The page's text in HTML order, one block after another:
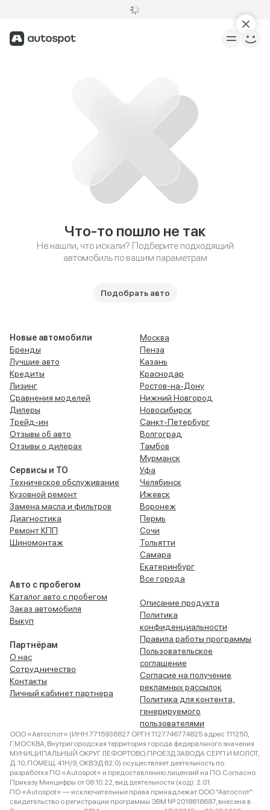
Что-то пошло не так
Не нашли, что искали? Подберите подходящий
автомобиль по вашим параметрам
Подобрать авто
Новые автомобили
Бренды
Лучшие авто
Кредиты
Лизинг
Сравнения моделей
Дилеры
Трейд-ин
Отзывы об авто
Отзывы о дилерах
Сервисы и ТО
Техническое обслуживание
Кузовной ремонт
Замена масла и фильтров
Диагностика
Ремонт КПП
Шиномонтаж
Авто с пробегом
Каталог авто с пробегом
Заказ автомобиля
Выкуп
Партнёрам
О нас
Сотрудничество
Контакты
Личный кабинет партнера
Москва
Пенза
Казань
Краснодар
Ростов-на-Дону
Нижний Новгород
Новосибирск
Санкт-Петербург
Волгоград
Тамбов
Мурманск
Уфа
Челябинск
Ижевск
Воронеж
Пермь
Сочи
Тольятти
Самара
Екатеринбург
Все города
Описание продукта
Политика
конфиденциальности
Правила работы программы
Пользовательское
соглашение
Согласие на получение
рекламных рассылок
Политика для контента,
генерируемого
пользователями
ООО «Автоспот» (ИНН 7715936827 ОРГН 1127746774825 адрес 111250,
Г.МОСКВА, Внутригородская территория города федерального значения
МУНИЦИПАЛЬНЫЙ ОКРУГ ЛЕФОРТОВО, ПРОЕЗД ЗАВОДА СЕРП И МОЛОТ,
Д. 10, ПОМЕЩ. 41Н/9, ОКВЭД 62.0) осуществляет деятельность по
разработке ПО «Autospot» и предоставлению лицензий на ПО. Согласно
Приказу Минцифры от 08.10.22, вид деятельности (код): 2.01.
ПО «Autospot» — исключительные права принадлежат ООО "Автоспот":
свидетельство о регистрации программы ЭВМ № 2018618687, внесена в